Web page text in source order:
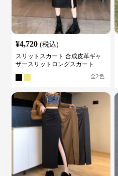
¥4,720 (税込)
スリットスカート 合成皮革ギャ
ザースリットロングスカート
全2色